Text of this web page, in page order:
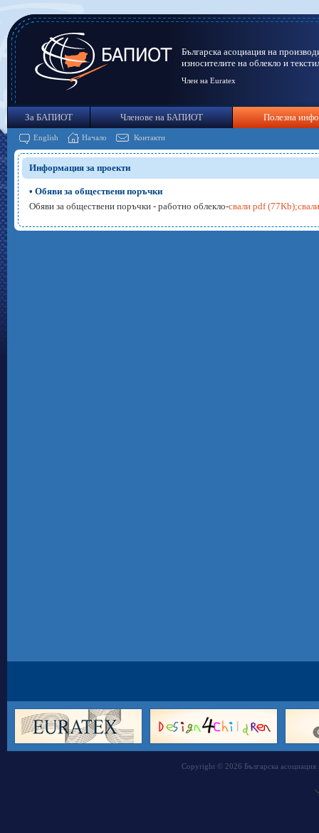
Българска асоциация на
износителите на облекло и
Член на Euratex
За БАПИОТ Членове на БАПИОТ Полезна
English Начало Контакти
Информация за проекти
• Обяви за обществени поръчки
Обяви за обществени поръчки - работно облекло-свали pdf
Copyright © 2026 Българска асоциация